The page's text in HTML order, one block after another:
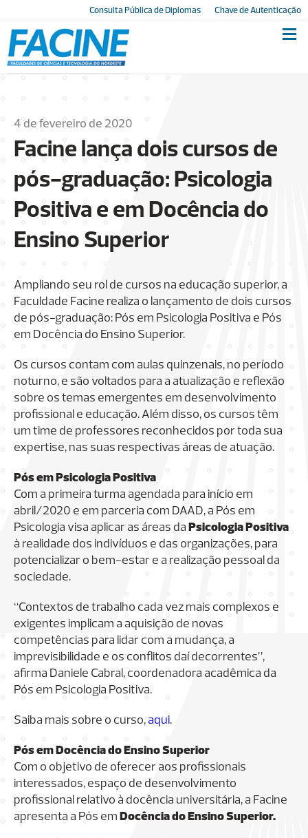
Consulta Pública de Diplomas Chave de Autenticação
4 de fevereiro de 2020
Facine lança dois cursos de
pós-graduação: Psicologia
Positiva e em Docência do
Ensino Superior
Ampliando seu rol de cursos na educação superior, a
Faculdade Facine realiza o lançamento de dois cursos
de pós-graduação: Pós em Psicologia Positiva e Pós
em Docência do Ensino Superior.
Os cursos contam com aulas quinzenais, no período
noturno, e são voltados para a atualização e reflexão
sobre os temas emergentes em desenvolvimento
profissional e educação. Além disso, os cursos têm
um time de professores reconhecidos por toda sua
expertise, nas suas respectivas áreas de atuação.
Pós em Psicologia Positiva
Com a primeira turma agendada para início em
abril/2020 e em parceria com DAAD, a Pós em
Psicologia visa aplicar as áreas da Psicologia Positiva
à realidade dos indivíduos e das organizações, para
potencializar o bem-estar e a realização pessoal da
sociedade.
“Contextos de trabalho cada vez mais complexos e
exigentes implicam a aquisição de novas
competências para lidar com a mudança, a
imprevisibilidade e os conflitos daí decorrentes”,
afirma Daniele Cabral, coordenadora acadêmica da
Pós em Psicologia Positiva.
Saiba mais sobre o curso,aqui.
Pós em Docência do Ensino Superior
Com o objetivo de oferecer aos profissionais
interessados, espaço de desenvolvimento
profissional relativo à docência universitária, a Facine
apresenta a Pós em Docência do Ensino Superior.